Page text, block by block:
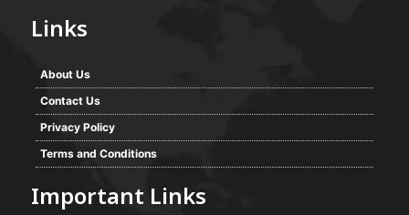
Links
About Us
Contact Us
Privacy Policy
Terms and Conditions
Important Links